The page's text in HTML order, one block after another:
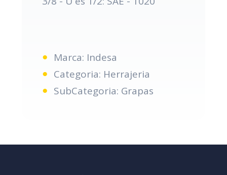
Marca: Indesa
Categoria: Herrajeria
SubCategoria: Grapas